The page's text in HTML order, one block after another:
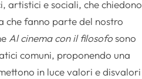
artistici e sociali, che chiedono
che fanno parte del nostro
Al cinema con il filosofosono
comuni, proponendo una
in luce valori e disvalori